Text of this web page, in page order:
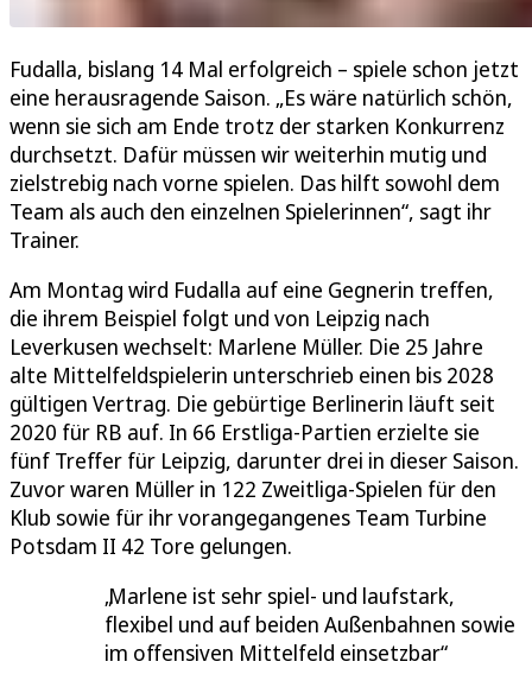
Fudalla, bislang 14 Mal erfolgreich – spiele schon jetzt
eine herausragende Saison. „Es wäre natürlich schön,
wenn sie sich am Ende trotz der starken Konkurrenz
durchsetzt. Dafür müssen wir weiterhin mutig und
zielstrebig nach vorne spielen. Das hilft sowohl dem
Team als auch den einzelnen Spielerinnen“, sagt ihr
Trainer.
Am Montag wird Fudalla auf eine Gegnerin treffen,
die ihrem Beispiel folgt und von Leipzig nach
Leverkusen wechselt: Marlene Müller. Die 25 Jahre
alte Mittelfeldspielerin unterschrieb einen bis 2028
gültigen Vertrag. Die gebürtige Berlinerin läuft seit
2020 für RB auf. In 66 Erstliga-Partien erzielte sie
fünf Treffer für Leipzig, darunter drei in dieser Saison.
Zuvor waren Müller in 122 Zweitliga-Spielen für den
Klub sowie für ihr vorangegangenes Team Turbine
Potsdam II 42 Tore gelungen.
Marlene ist sehr spiel- und laufstark,
flexibel und auf beiden Außenbahnen sowie
im offensiven Mittelfeld einsetzbar